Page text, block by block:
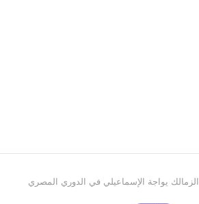
الزمالك يواجة الإسماعيلي في الدوري المصري